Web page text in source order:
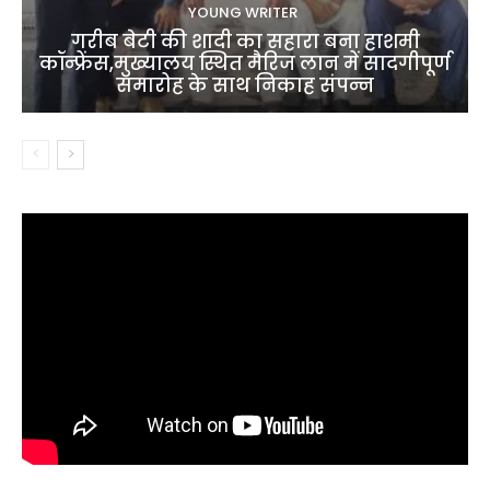
YOUNG WRITER
गरीब बेटी की शादी का सहारा बना हाशमी
कॉन्फ्रेंस,मुख्यालय स्थित मैरिज लान में सादगीपूर्ण
समारोह के साथ निकाह संपन्न